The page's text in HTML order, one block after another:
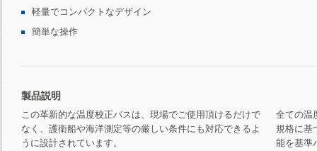
軽量でコンパクトなデザイン
簡単な操作
製品説明
この革新的な温度校正バスは、現場でご使用頂けるだけで
なく、護衛船や海洋測定等の厳しい条件にも対応できるよ
うに設計されています。
全ての温
規格に基
能を基準